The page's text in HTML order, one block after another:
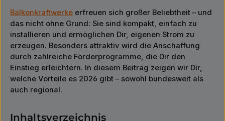
Balkonkraftwerke erfreuen sich großer Beliebtheit – und
das nicht ohne Grund: Sie sind kompakt, einfach zu
installieren und ermöglichen Dir, eigenen Strom zu
erzeugen. Besonders attraktiv wird die Anschaffung
durch zahlreiche Förderprogramme, die Dir den
Einstieg erleichtern. In diesem Beitrag zeigen wir Dir,
welche Vorteile es 2026 gibt – sowohl bundesweit als
auch regional.
Inhaltsverzeichnis